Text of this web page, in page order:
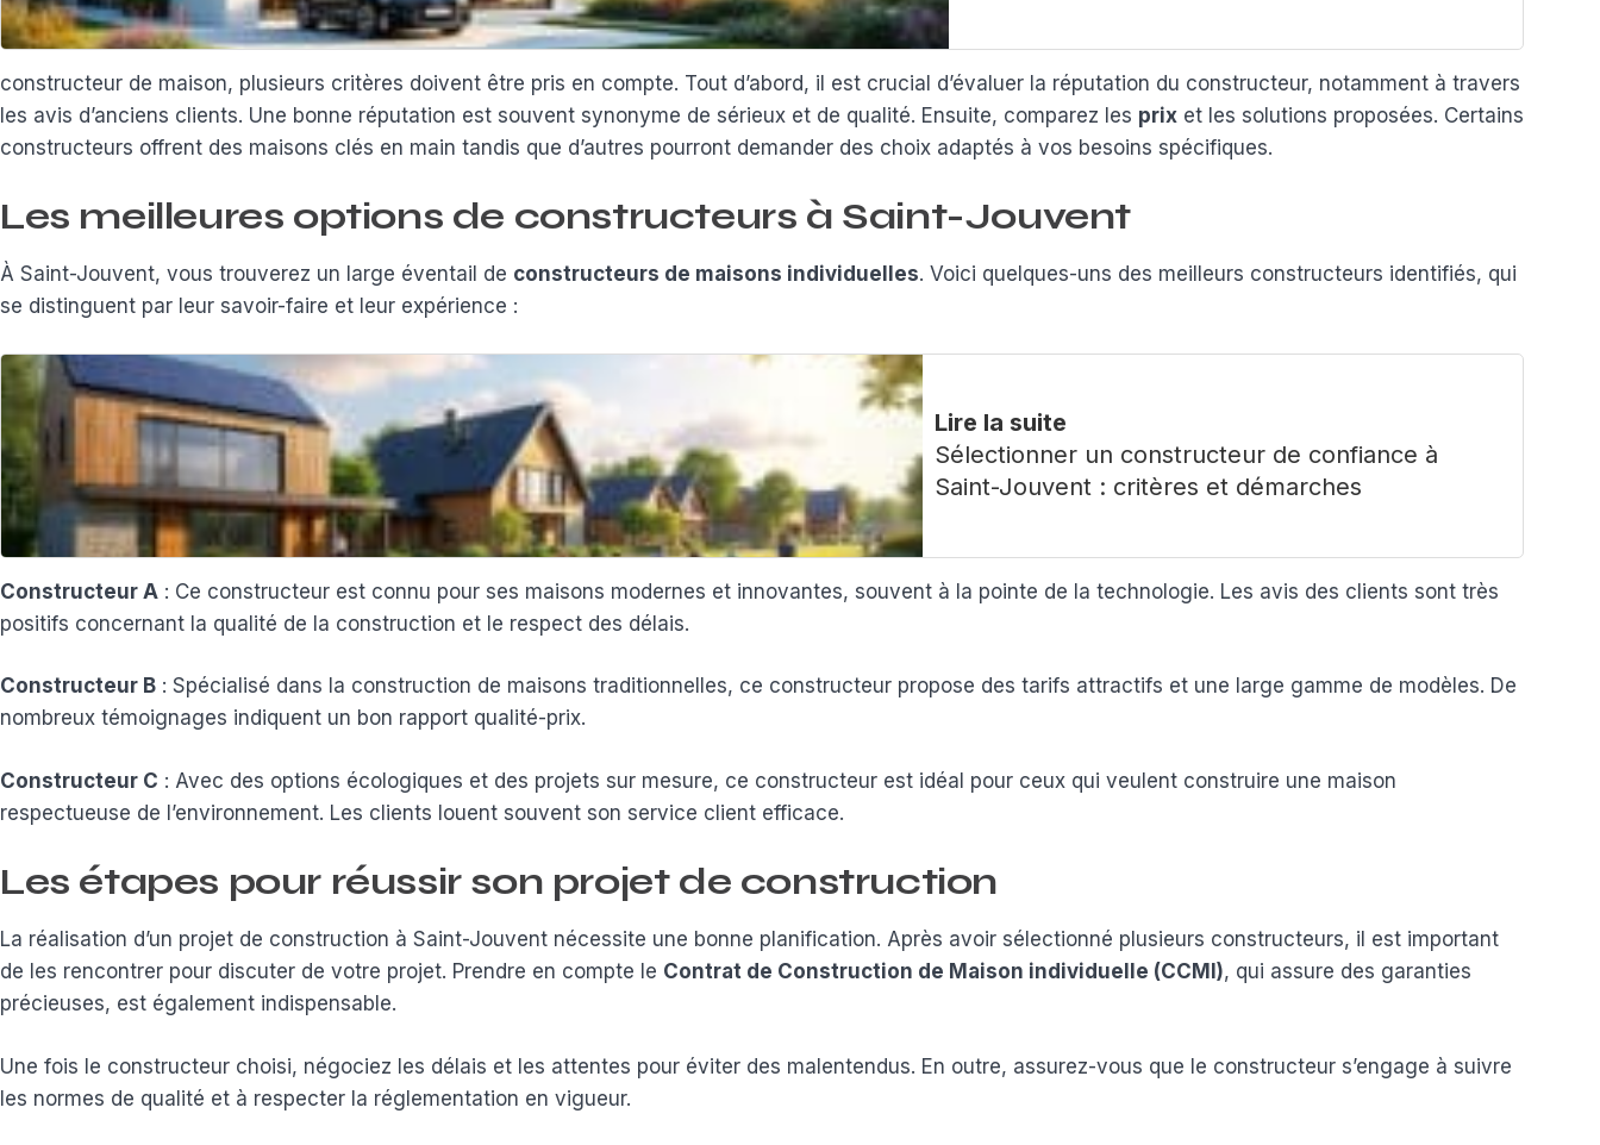
constructeur de maison, plusieurs critères doivent être pris en compte. Tout d’abord, il est crucial d’évaluer la réputation du constructeur, notamment à travers
les avis d’anciens clients. Une bonne réputation est souvent synonyme de sérieux et de qualité. Ensuite, comparez les prix et les solutions proposées. Certains
constructeurs offrent des maisons clés en main tandis que d’autres pourront demander des choix adaptés à vos besoins spécifiques.
Les meilleures options de constructeurs à Saint-Jouvent
À Saint-Jouvent, vous trouverez un large éventail de constructeurs de maisons individuelles. Voici quelques-uns des meilleurs constructeurs identifiés, qui
se distinguent par leur savoir-faire et leur expérience :
Lire la suite
Sélectionner un constructeur de confiance à
Saint-Jouvent : critères et démarches
Constructeur A : Ce constructeur est connu pour ses maisons modernes et innovantes, souvent à la pointe de la technologie. Les avis des clients sont très
positifs concernant la qualité de la construction et le respect des délais.
Constructeur B : Spécialisé dans la construction de maisons traditionnelles, ce constructeur propose des tarifs attractifs et une large gamme de modèles. De
nombreux témoignages indiquent un bon rapport qualité-prix.
Constructeur C : Avec des options écologiques et des projets sur mesure, ce constructeur est idéal pour ceux qui veulent construire une maison
respectueuse de l’environnement. Les clients louent souvent son service client efficace.
Les étapes pour réussir son projet de construction
La réalisation d’un projet de construction à Saint-Jouvent nécessite une bonne planification. Après avoir sélectionné plusieurs constructeurs, il est important
de les rencontrer pour discuter de votre projet. Prendre en compte le Contrat de Construction de Maison individuelle (CCMI), qui assure des garanties
précieuses, est également indispensable.
Une fois le constructeur choisi, négociez les délais et les attentes pour éviter des malentendus. En outre, assurez-vous que le constructeur s’engage à suivre
les normes de qualité et à respecter la réglementation en vigueur.